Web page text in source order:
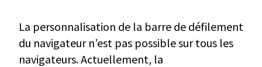
La personnalisation de la barre de défilement
du navigateur n’est pas possible sur tous les
navigateurs. Actuellement, la